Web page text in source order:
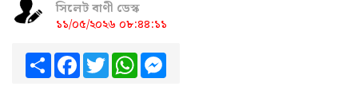
সিলেট বাণী ডেস্ক
১১/০৫/২০২৬ ০৮:৪৪:১১
ShareFacebook
TwitterWhatsApp